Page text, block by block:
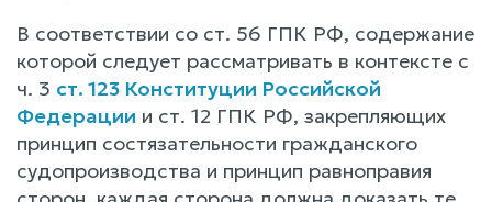
В соответствии со ст. 56 ГПК РФ, содержание
которой следует рассматривать в контексте с
ч. 3 ст. 123 Конституции Российской
Федерации и ст. 12 ГПК РФ, закрепляющих
принцип состязательности гражданского
судопроизводства и принцип равноправия